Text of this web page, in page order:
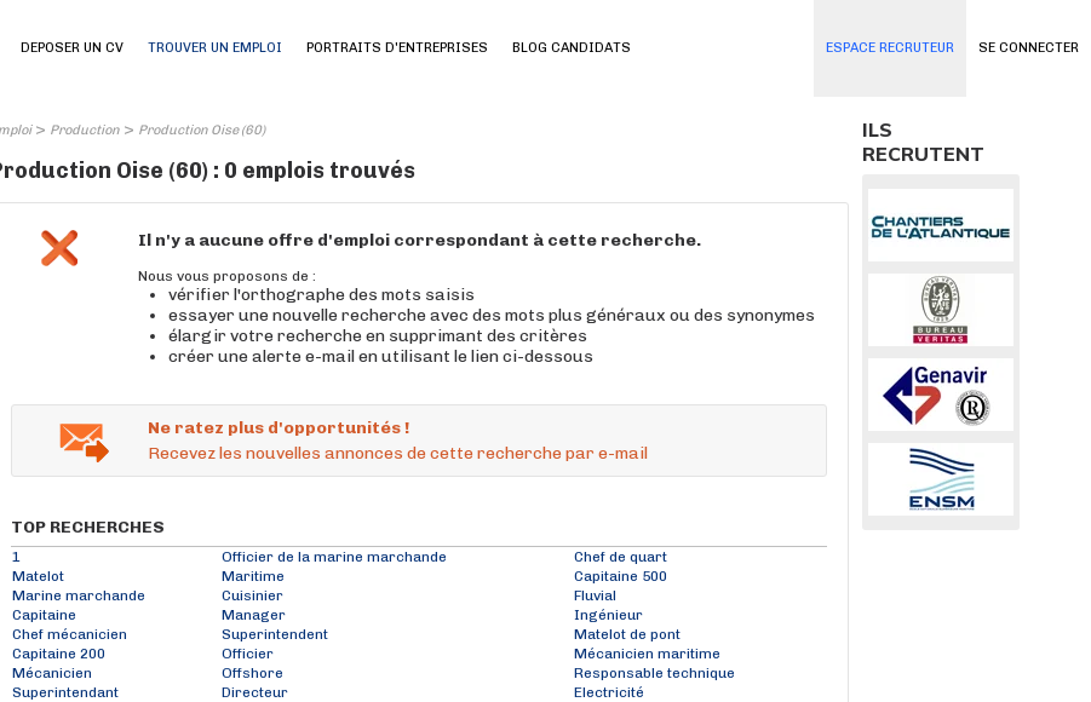
SE CONNECTER
DEPOSER UN CV TROUVER UN EMPLOI PORTRAITS D'ENTREPRISES BLOG CANDIDATS ESPACE RECRUTEUR
> Production > Production Oise (60)
Oise (60) : 0 emplois trouvés
Il n'y a aucune offre d'emploi correspondant à cette recherche.
Nous vous proposons de :
vérifier l'orthographe des mots saisis
essayer une nouvelle recherche avec des mots plus généraux ou des synonymes
élargir votre recherche en supprimant des critères
créer une alerte e-mail en utilisant le lien ci-dessous
Ne ratez plus d'opportunités !
Recevez les nouvelles annonces de cette recherche par e-mail
TOP RECHERCHES
1 Officier de la marine marchande
Chef de quart
Matelot
Maritime
Capitaine 500
Marine marchande
Cuisinier
Fluvial
Capitaine
Manager
Ingénieur
Chef mécanicien
Superintendent
Matelot de pont
Capitaine 200
Officier
Mécanicien maritime
Mécanicien
Offshore
Responsable technique
Superintendant
Directeur Electricité
ILS
RECRUTENT